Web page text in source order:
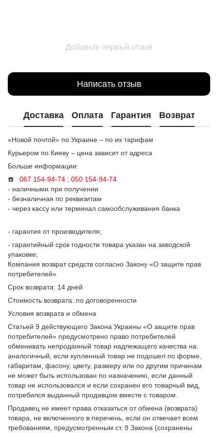
Добавьте первый отзыв
Написать отзыв
Доставка Оплата Гарантия Возврат
«Новой почтой» по Украине – по их тарифам
Курьером по Киеву – цена зависит от адреса
Больше информации:
☎️ 067 154-94-74 ; 050 154-94-74
- наличными при получении
- безналичная по реквизитам
- через кассу или терминал самообслуживания банка
- гарантия от производителя;
- гарантийный срок годности товара указан на заводской
упаковке;
Компания возврат средств согласно Закону «О защите прав
потребителей»
Срок возврата: 14 дней
Стоимость возврата: по договоренности
Условия возврата и обмена
Статьей 9 действующего Закона Украины «О защите прав
потребителей» предусмотрено право потребителей
обменивать непроданный товар надлежащего качества на
аналогичный, если купленный товар не подошел по форме,
габаритам, фасону, цвету, размеру или по другим причинам
не может быть использован по назначению, если данный
товар не использовался и если сохранен его товарный вид,
потребился выданный продавцом вместе с товаром.
Продавец не имеет права отказаться от обмена (возврата)
товара, не включенного в перечень, если он отвечает всем
требованиям, предусмотренным ст. 9 Закона (сохранены